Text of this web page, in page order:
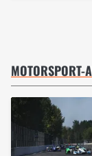
MOTORSPORT-